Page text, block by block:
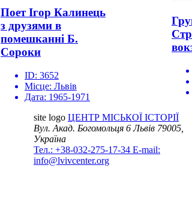
Поет Ігор Калинець
з друзями в
помешканні Б.
Сороки
ID: 3652
Місце: Львів
Дата: 1965-1971
site logo ЦЕНТР МІСЬКОЇ ІСТОРІЇ
Вул. Акад. Богомольця 6Львів 79005,
Україна
Тел.: +38-032-275-17-34 E-mail:
info@lvivcenter.org